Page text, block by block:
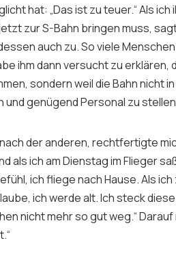
hat: „Das ist zu teuer.“ Als ich
zur S-Bahn bringen muss,
auch zu. So viele
ihm dann versucht zu erklären,
sondern weil die Bahn nicht
und genügend Personal zu
der anderen, rechtfertigte
als ich am Dienstag im Flieger
ich fliege nach Hause. Als ich
ich werde alt. Ich steck
nicht mehr so gut weg.“ Darauf